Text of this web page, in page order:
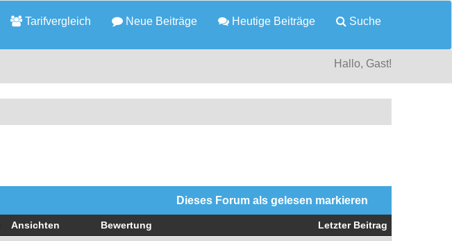
Tarifvergleich Neue Beiträge Heutige Beiträge Suche
Hallo, Gast!
Dieses Forum als gelesen markieren
Ansichten Bewertung
Letzter Beitrag